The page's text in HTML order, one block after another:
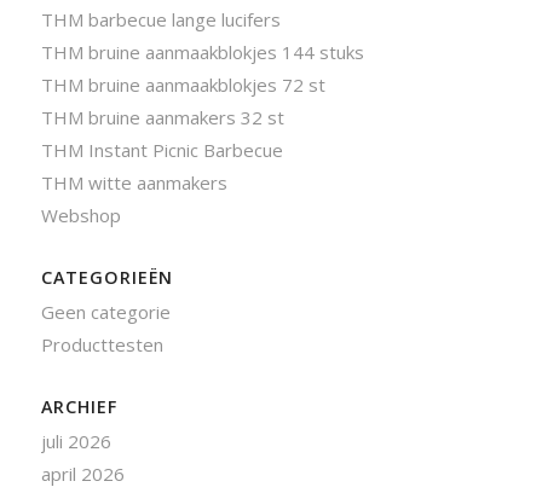
THM barbecue lange lucifers
THM bruine aanmaakblokjes 144 stuks
THM bruine aanmaakblokjes 72 st
THM bruine aanmakers 32 st
THM Instant Picnic Barbecue
THM witte aanmakers
Webshop
CATEGORIEËN
Geen categorie
Producttesten
ARCHIEF
juli 2026
april 2026